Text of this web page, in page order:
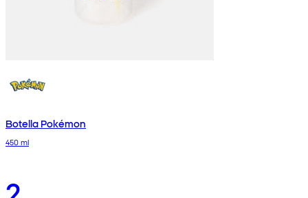
Botella Pokémon
450 ml